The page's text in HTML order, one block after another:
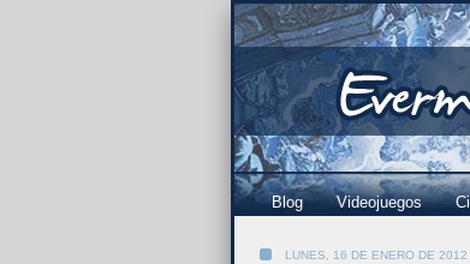
Blog Videojuegos
LUNES, 16 DE ENERO DE 2012